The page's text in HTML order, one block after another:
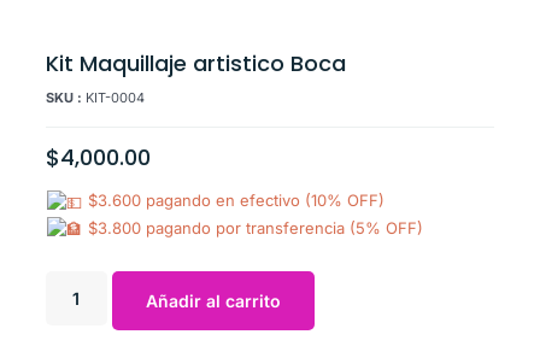
Kit Maquillaje artistico Boca
SKU : KIT-0004
$4,000.00
$3.600 pagando en efectivo (10% OFF)
$3.800 pagando por transferencia (5% OFF)
Añadir al carrito